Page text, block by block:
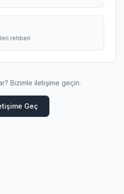
rehberi
Bizimle iletişime geçin.
Geç